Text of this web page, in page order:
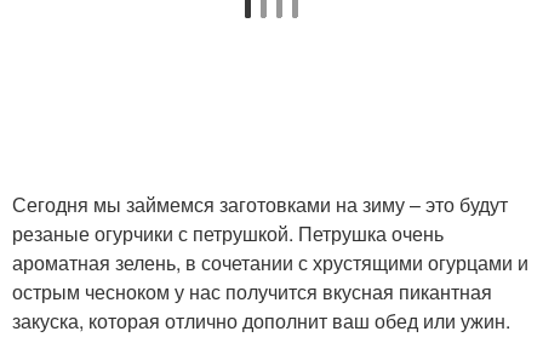
Сегодня мы займемся заготовками на зиму – это будут
резаные огурчики с петрушкой. Петрушка очень
ароматная зелень, в сочетании с хрустящими огурцами и
острым чесноком у нас получится вкусная пикантная
закуска, которая отлично дополнит ваш обед или ужин.